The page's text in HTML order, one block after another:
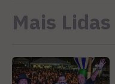
Mais Lidas